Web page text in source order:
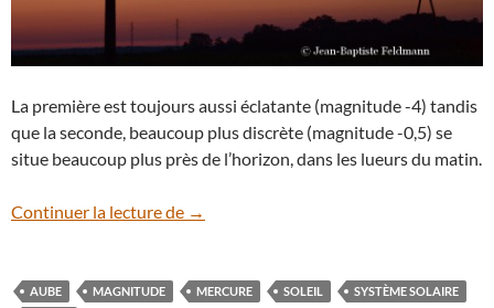
La première est toujours aussi éclatante (magnitude -4) tandis
que la seconde, beaucoup plus discrète (magnitude -0,5) se
situe beaucoup plus près de l’horizon, dans les lueurs du matin.
Continuer la lecture de Planètes du matin
→
AUBE MAGNITUDE MERCURE SOLEIL
SYSTÈME SOLAIRE